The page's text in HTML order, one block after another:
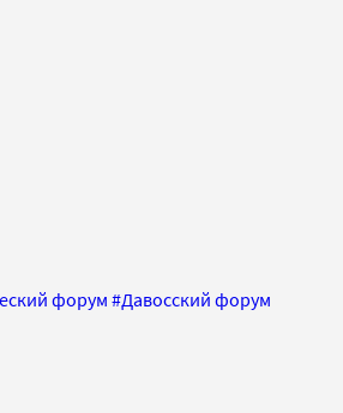
форум #Давосский форум